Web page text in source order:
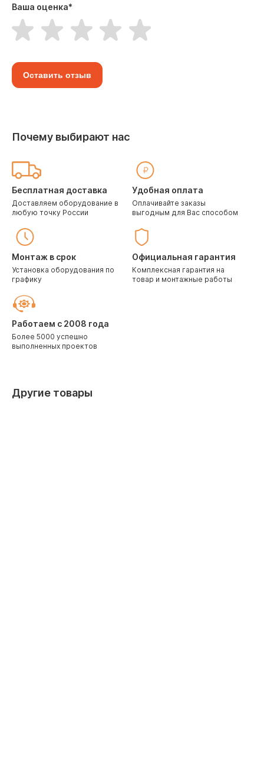
Ваша оценка*
Оставить отзыв
Почему выбирают нас
Бесплатная доставка
Доставляем оборудование в
любую точку России
Удобная оплата
Оплачивайте заказы
выгодным для Вас способом
Монтаж в срок
Установка оборудования по
графику
Официальная гарантия
Комплексная гарантия на
товар и монтажные работы
Работаем с 2008 года
Более 5000 успешно
выполненных проектов
Другие товары